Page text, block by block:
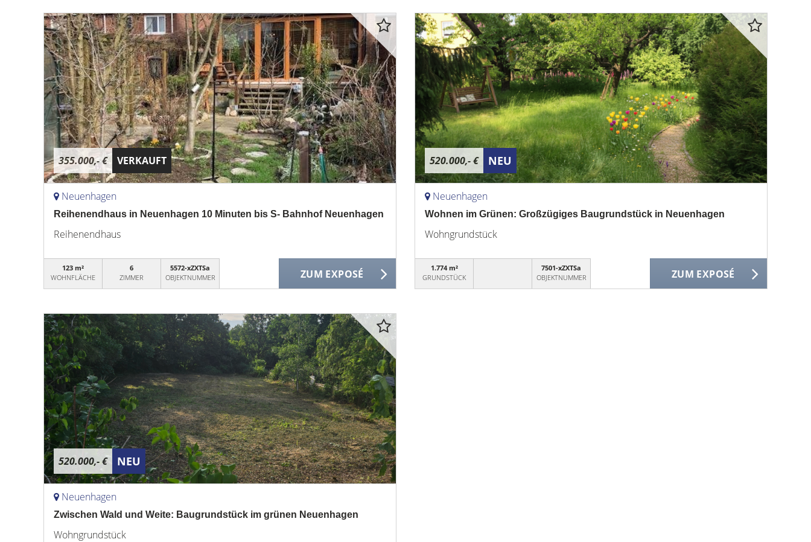
355.000,- € VERKAUFT
Neuenhagen
Reihenendhaus in Neuenhagen 10 Minuten bis S- Bahnhof Neuenhagen
Reihenendhaus
123 m²
WOHNFLÄCHE
6
ZIMMER
5572-xZXTSa
OBJEKTNUMMER
ZUM EXPOSÉ
520.000,- € NEU
Neuenhagen
Wohnen im Grünen: Großzügiges Baugrundstück in Neuenhagen
Wohngrundstück
1.774 m²
GRUNDSTÜCK
7501-xZXTSa
OBJEKTNUMMER
ZUM EXPOSÉ
520.000,- € NEU
Neuenhagen
Zwischen Wald und Weite: Baugrundstück im grünen Neuenhagen
Wohngrundstück